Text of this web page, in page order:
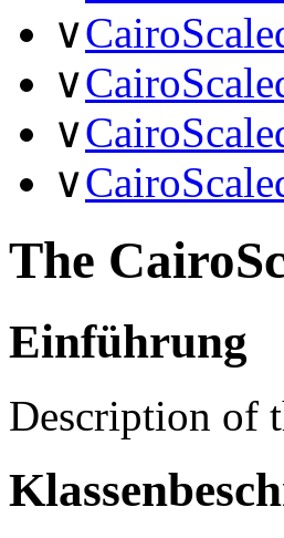
∨
∨
∨
∨
The
Einführung
Description of